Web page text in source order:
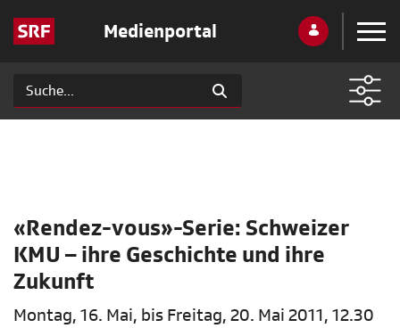
Medienportal
«Rendez-vous»-Serie: Schweizer
KMU – ihre Geschichte und ihre
Zukunft
Montag, 16. Mai, bis Freitag, 20. Mai 2011, 12.30